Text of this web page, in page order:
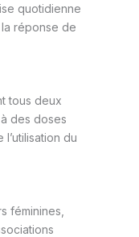
quotidienne
réponse de
tous deux
des doses
du
féminines,